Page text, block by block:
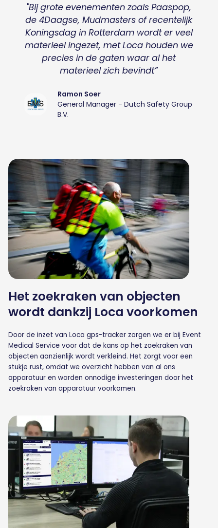
"Bij grote evenementen zoals Paaspop,
de 4Daagse, Mudmasters of recentelijk
Koningsdag in Rotterdam wordt er veel
materieel ingezet, met Loca houden we
precies in de gaten waar al het
materieel zich bevindt”
Ramon Soer
General Manager - Dutch Safety Group
B.V.
Het zoekraken van objecten
wordt dankzij Loca voorkomen
Door de inzet van Loca gps-tracker zorgen we er bij Event
Medical Service voor dat de kans op het zoekraken van
objecten aanzienlijk wordt verkleind. Het zorgt voor een
stukje rust, omdat we overzicht hebben van al ons
apparatuur en worden onnodige investeringen door het
zoekraken van apparatuur voorkomen.